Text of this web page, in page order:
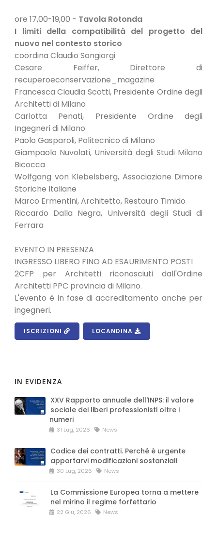
ore 17,00-19,00 - Tavola Rotonda
I limiti della compatibilità del progetto del
nuovo nel contesto storico
coordina Claudio Sangiorgi
Cesare Feiffer, Direttore di
recuperoeconservazione_magazine
Francesca Claudia Scotti, Presidente Ordine degli
Architetti di Milano
Carlotta Penati, Presidente Ordine degli
Ingegneri di Milano
Paolo Gasparoli, Politecnico di Milano
Giampaolo Nuvolati, Università degli Studi Milano
Bicocca
Wolfgang von Klebelsberg, Associazione Dimore
Storiche Italiane
Marco Ermentini, Architetto, Restauro Timido
Riccardo Dalla Negra, Università degli Studi di
Ferrara
EVENTO IN PRESENZA
INGRESSO LIBERO FINO AD ESAURIMENTO POSTI
2CFP per Architetti riconosciuti dall'Ordine
Architetti PPC provincia di Milano.
L'evento è in fase di accreditamento anche per
ingegneri.
ISCRIZIONI LOCANDINA
IN EVIDENZA
XXV Rapporto annuale dell'INPS: il valore
sociale dei liberi professionisti oltre i
numeri
31 Lug, 2026 News
Codice dei contratti. Perché è urgente
apportarvi modificazioni sostanziali
30 Lug, 2026 News
La Commissione Europea torna a mettere
nel mirino il regime forfettario
22 Giu, 2026 News